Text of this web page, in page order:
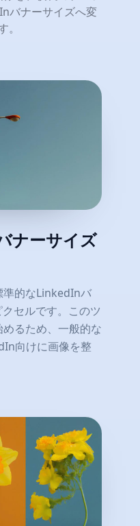
バナーサイズへ変
。
ナーサイズ
準的なLinkedInバ
セルです。このツ
るため、一般的な
向けに画像を整